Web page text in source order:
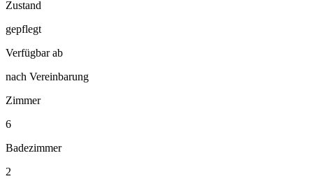
Zustand
gepflegt
Verfügbar ab
nach Vereinbarung
Zimmer
6
Badezimmer
2